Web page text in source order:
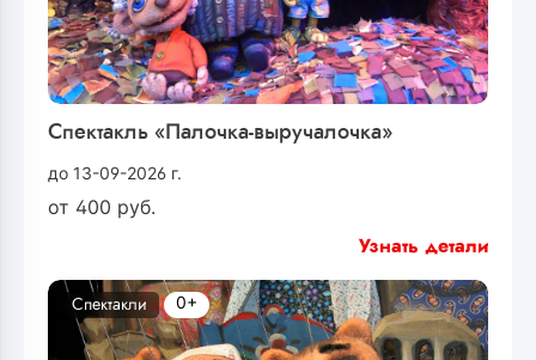
Спектакль «Палочка-выручалочка»
до 13-09-2026 г.
от 400 руб.
Узнать детали
Спектакли 0+